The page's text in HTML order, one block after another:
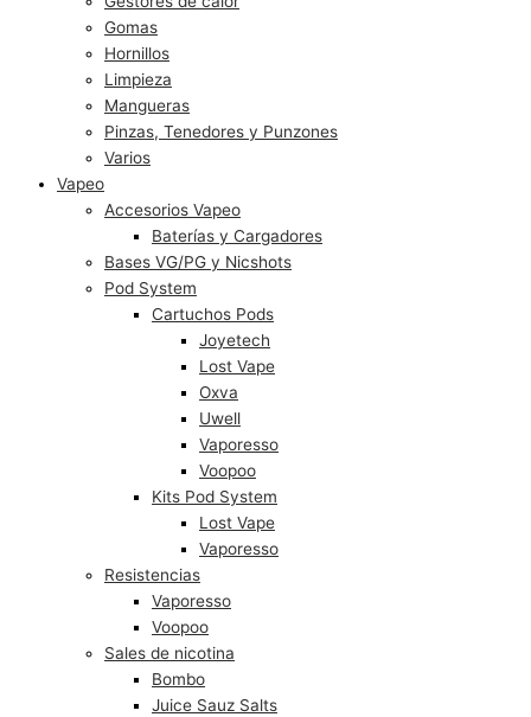
Gomas
Hornillos
Limpieza
Mangueras
Pinzas, Tenedores y Punzones
Varios
Vapeo
Accesorios Vapeo
Baterías y Cargadores
Bases VG/PG y Nicshots
Pod System
Cartuchos Pods
Joyetech
Lost Vape
Oxva
Uwell
Vaporesso
Voopoo
Kits Pod System
Lost Vape
Vaporesso
Resistencias
Vaporesso
Voopoo
Sales de nicotina
Bombo
Juice Sauz Salts